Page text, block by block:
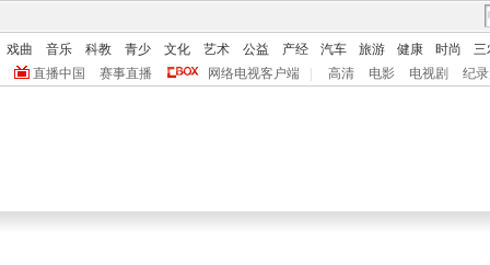
戏曲 音乐 科教 青少 文化 艺术 公益 产经 汽车 旅游 健康 时尚 三
直播中国 赛事直播 网络电视客户端 高清 电影 电视剧 纪